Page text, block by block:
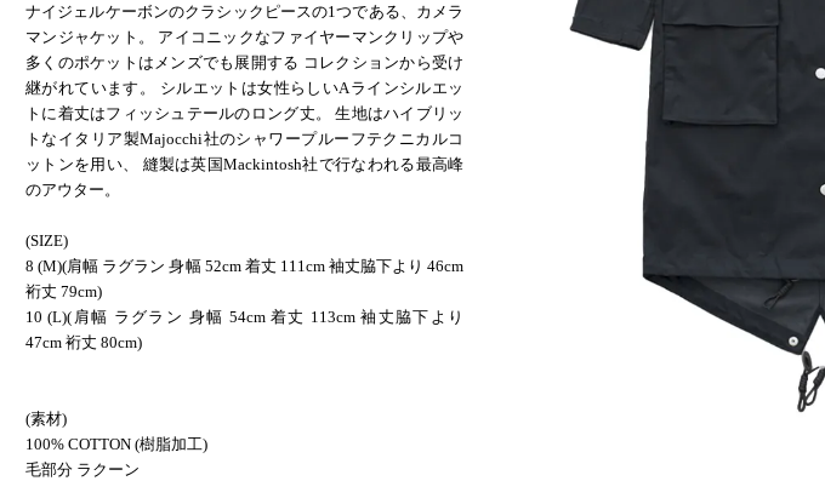
ナイジェルケーボンのクラシックピースの1つである、カメラ
マンジャケット。 アイコニックなファイヤーマンクリップや
多くのポケットはメンズでも展開する コレクションから受け
継がれています。 シルエットは女性らしいAラインシルエッ
トに着丈はフィッシュテールのロング丈。 生地はハイブリッ
トなイタリア製Majocchi社のシャワープルーフテクニカルコ
ットンを用い、 縫製は英国Mackintosh社で行なわれる最高峰
のアウター。
(SIZE)
8 (M)(肩幅 ラグラン 身幅 52cm 着丈 111cm 袖丈脇下より 46cm
裄丈 79cm)
10 (L)(肩幅 ラグラン 身幅 54cm 着丈 113cm 袖丈脇下より
47cm 裄丈 80cm)
(素材)
100% COTTON (樹脂加工)
毛部分 ラクーン